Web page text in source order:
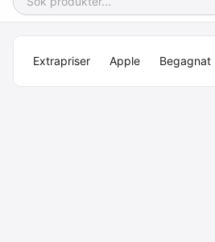
Extrapriser Apple Begagnat